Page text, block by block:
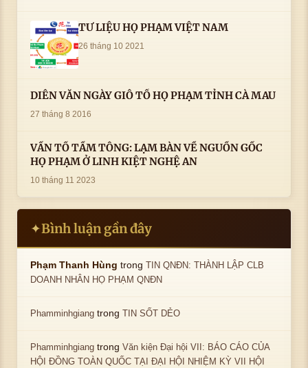
TƯ LIỆU HỌ PHẠM VIỆT NAM
26 tháng 10 2021
DIỄN VĂN NGÀY GIỖ TỔ HỌ PHẠM TỈNH CÀ MAU
27 tháng 8 2016
VẤN TỔ TẦM TÔNG: LẠM BÀN VỀ NGUỒN GỐC
HỌ PHẠM Ở LINH KIỆT NGHỆ AN
10 tháng 11 2023
✦Bình luận gần đây
Phạm Thanh Hùng trongTIN QNĐN: THÀNH LẬP CLB
DOANH NHÂN HỌ PHẠM QNĐN
Phamminhgiang trongTIN SỐT DẺO
Phamminhgiang trongVăn kiện Đại hội VII: BÁO CÁO CỦA
HỘI ĐỒNG TOÀN QUỐC TẠI ĐẠI HỘI NHIỆM KỲ VII HỘI